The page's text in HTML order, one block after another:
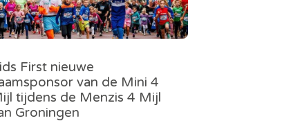
First nieuwe
van de Mini 4
tijdens de Menzis 4 Mijl
Groningen